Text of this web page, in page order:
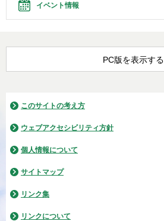
イベント情報
PC版を表示する
このサイトの考え方
ウェブアクセシビリティ方針
個人情報について
サイトマップ
リンク集
リンクについて